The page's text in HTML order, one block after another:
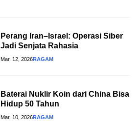
Perang Iran–Israel: Operasi Siber
Jadi Senjata Rahasia
Mar. 12, 2026RAGAM
Baterai Nuklir Koin dari China Bisa
Hidup 50 Tahun
Mar. 10, 2026RAGAM